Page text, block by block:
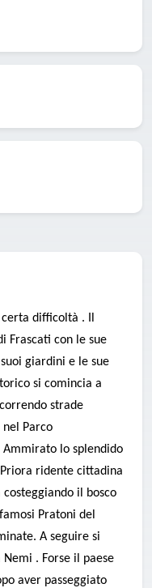
difficoltà . Il
Frascati con le sue
giardini e le sue
si comincia a
strade
Parco
Ammirato lo splendido
ridente cittadina
il bosco
Pratoni del
A seguire si
. Forse il paese
aver passeggiato